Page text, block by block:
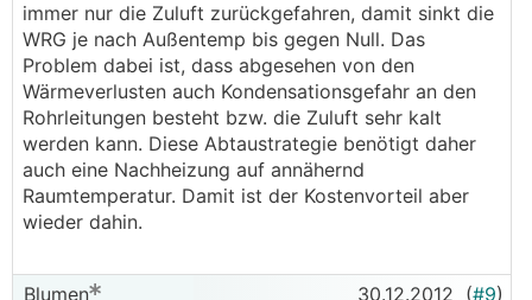
immer nur die Zuluft zurückgefahren, damit sinkt die
WRG je nach Außentemp bis gegen Null. Das
Problem dabei ist, dass abgesehen von den
Wärmeverlusten auch Kondensationsgefahr an den
Rohrleitungen besteht bzw. die Zuluft sehr kalt
werden kann. Diese Abtaustrategie benötigt daher
auch eine Nachheizung auf annähernd
Raumtemperatur. Damit ist der Kostenvorteil aber
wieder dahin.
Blumen 30.12.2012 (#9)